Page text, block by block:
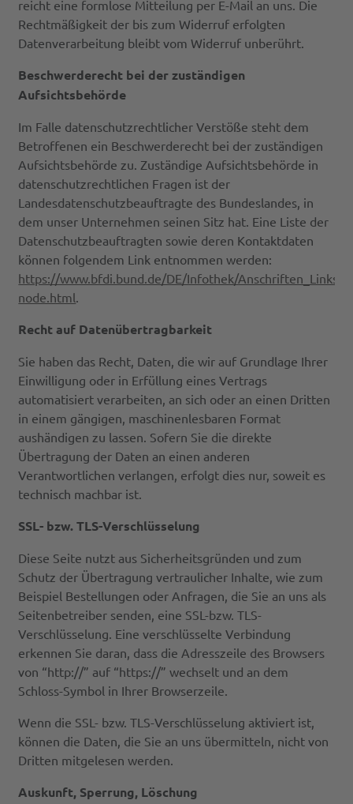
reicht eine formlose Mitteilung per E-Mail an uns. Die
Rechtmäßigkeit der bis zum Widerruf erfolgten
Datenverarbeitung bleibt vom Widerruf unberührt.
Beschwerderecht bei der zuständigen
Aufsichtsbehörde
Im Falle datenschutzrechtlicher Verstöße steht dem
Betroffenen ein Beschwerderecht bei der zuständigen
Aufsichtsbehörde zu. Zuständige Aufsichtsbehörde in
datenschutzrechtlichen Fragen ist der
Landesdatenschutzbeauftragte des Bundeslandes, in
dem unser Unternehmen seinen Sitz hat. Eine Liste der
Datenschutzbeauftragten sowie deren Kontaktdaten
können folgendem Link entnommen werden:
https://www.bfdi.bund.de/DE/Infothek/Anschriften_Links/
node.html.
Recht auf Datenübertragbarkeit
Sie haben das Recht, Daten, die wir auf Grundlage Ihrer
Einwilligung oder in Erfüllung eines Vertrags
automatisiert verarbeiten, an sich oder an einen Dritten
in einem gängigen, maschinenlesbaren Format
aushändigen zu lassen. Sofern Sie die direkte
Übertragung der Daten an einen anderen
Verantwortlichen verlangen, erfolgt dies nur, soweit es
technisch machbar ist.
SSL- bzw. TLS-Verschlüsselung
Diese Seite nutzt aus Sicherheitsgründen und zum
Schutz der Übertragung vertraulicher Inhalte, wie zum
Beispiel Bestellungen oder Anfragen, die Sie an uns als
Seitenbetreiber senden, eine SSL-bzw. TLS-
Verschlüsselung. Eine verschlüsselte Verbindung
erkennen Sie daran, dass die Adresszeile des Browsers
von “http://” auf “https://” wechselt und an dem
Schloss-Symbol in Ihrer Browserzeile.
Wenn die SSL- bzw. TLS-Verschlüsselung aktiviert ist,
können die Daten, die Sie an uns übermitteln, nicht von
Dritten mitgelesen werden.
Auskunft, Sperrung, Löschung